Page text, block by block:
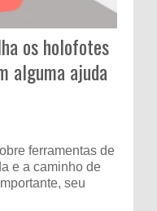
os holofotes
alguma ajuda
ferramentas de
e a caminho de
seu